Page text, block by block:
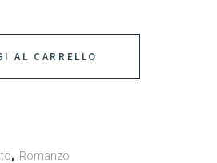
AL CARRELLO
, Romanzo